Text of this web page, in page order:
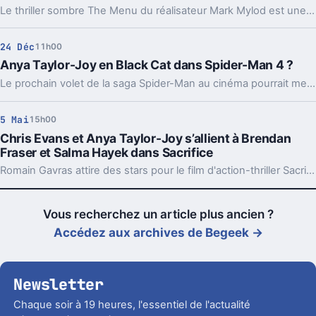
Le thriller sombre The Menu du réalisateur Mark Mylod est une véritable délectation psychologique qui vous tiendra en haleine de bout en bout.
24 Déc 11h00
Anya Taylor-Joy en Black Cat dans Spider-Man 4 ?
Le prochain volet de la saga Spider-Man au cinéma pourrait mettre en scène une célèbre héroïne de l'univers Marvel.
5 Mai15h00
Chris Evans et Anya Taylor-Joy s’allient à Brendan
Fraser et Salma Hayek dans Sacrifice
Romain Gavras attire des stars pour le film d'action-thriller Sacrifice.
Vous recherchez un article plus ancien ?
Accédez aux archives de Begeek →
Newsletter
Chaque soir à 19 heures, l'essentiel de l'actualité